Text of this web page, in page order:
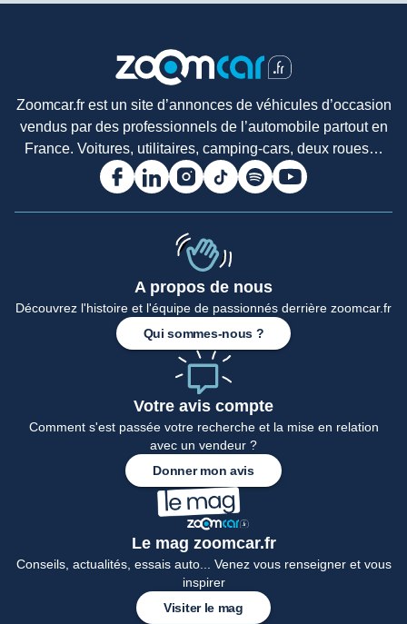
Zoomcar.fr est un site d’annonces de véhicules d’occasion
vendus par des professionnels de l’automobile partout en
France. Voitures, utilitaires, camping-cars, deux roues…
A propos de nous
Découvrez l'histoire et l'équipe de passionnés derrière zoomcar.fr
Qui sommes-nous ?
Votre avis compte
Comment s'est passée votre recherche et la mise en relation
avec un vendeur ?
Donner mon avis
Le mag zoomcar.fr
Conseils, actualités, essais auto... Venez vous renseigner et vous
inspirer
Visiter le mag